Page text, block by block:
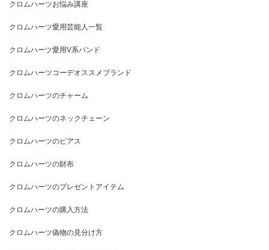
クロムハーツお悩み講座
クロムハーツ愛用芸能人一覧
クロムハーツ愛用V系バンド
クロムハーツコーデオススメブランド
クロムハーツのチャーム
クロムハーツのネックチェーン
クロムハーツのピアス
クロムハーツの財布
クロムハーツのプレゼントアイテム
クロムハーツの購入方法
クロムハーツ偽物の見分け方